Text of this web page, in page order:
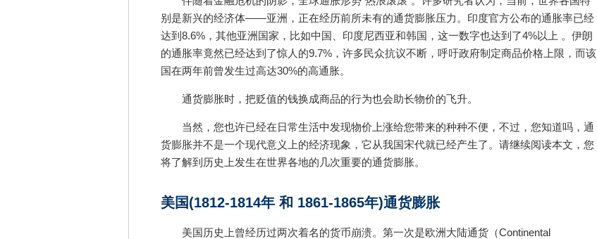
别是新兴的经济体——亚洲，正在经历前所未有的通货膨胀压力。印度官方公布的通胀率已经
达到8.6%，其他亚洲国家，比如中国、印度尼西亚和韩国，这一数字也达到了4%以上 。伊朗
的通胀率竟然已经达到了惊人的9.7%，许多民众抗议不断，呼吁政府制定商品价格上限，而该
国在两年前曾发生过高达30%的高通胀。
通货膨胀时，把贬值的钱换成商品的行为也会助长物价的飞升。
当然，您也许已经在日常生活中发现物价上涨给您带来的种种不便，不过，您知道吗，通
货膨胀并不是一个现代意义上的经济现象，它从我国宋代就已经产生了。请继续阅读本文，您
将了解到历史上发生在世界各地的几次重要的通货膨胀。
美国(1812-1814年 和 1861-1865年)通货膨胀
美国历史上曾经历过两次着名的货币崩溃。第一次是欧洲大陆通货（Continental